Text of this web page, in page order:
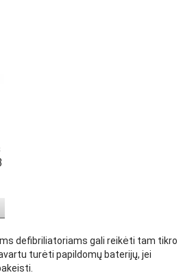
defibriliatoriams gali reikėti tam tikro
turėti papildomų baterijų, jei